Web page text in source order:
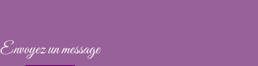
Envoyez un message